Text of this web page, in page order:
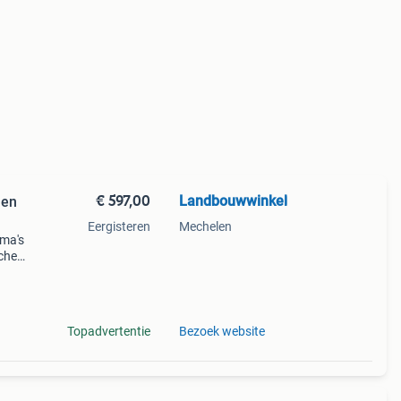
€ 597,00
Eergisteren
Topadvertentie
Landbouwwinkel
Mechelen
Bezoek website